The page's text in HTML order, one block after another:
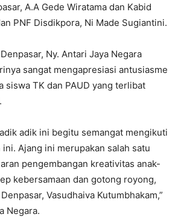
A.A Gede Wiratama dan Kabid
PNF Disdikpora, Ni Made Sugiantini.
Ny. Antari Jaya Negara
sangat mengapresiasi antusiasme
siswa TK dan PAUD yang terlibat
adik ini begitu semangat mengikuti
Ajang ini merupakan salah satu
pengembangan kreativitas anak-
kebersamaan dan gotong royong,
Vasudhaiva Kutumbhakam,”
Negara.